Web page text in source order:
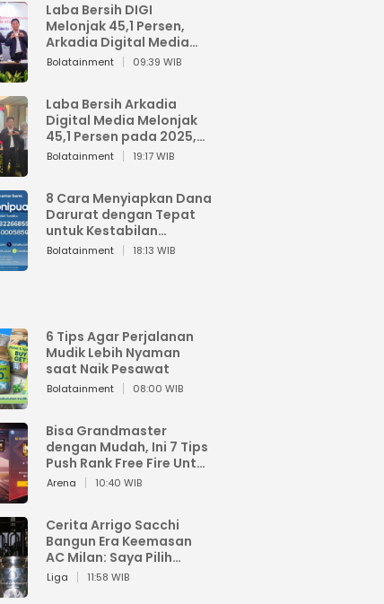
Laba Bersih DIGI
Melonjak 45,1 Persen,
Arkadia Digital Media
Perkuat Bisnis AI dan
Bolatainment 09:39 WIB
Laba Bersih Arkadia
Digital Media Melonjak
45,1 Persen pada 2025,
Sentuh Rp1,76 Miliar
Bolatainment 19:17 WIB
8 Cara Menyiapkan Dana
Darurat dengan Tepat
untuk Kestabilan
Keuangan
Bolatainment 18:13 WIB
6 Tips Agar Perjalanan
Mudik Lebih Nyaman
saat Naik Pesawat
Bolatainment 08:00 WIB
Bisa Grandmaster
dengan Mudah, Ini 7 Tips
Push Rank Free Fire Untuk
Pemula
Arena 10:40 WIB
Cerita Arrigo Sacchi
Bangun Era Keemasan
AC Milan: Saya Pilih
Pemain dari Isi Otaknya
Liga 11:58 WIB